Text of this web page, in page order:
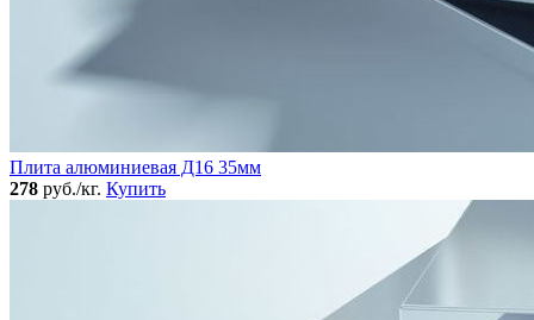
Плита алюминиевая Д16 35мм
278 руб./кг. Купить